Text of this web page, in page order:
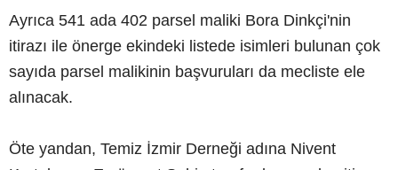
Ayrıca 541 ada 402 parsel maliki Bora Dinkçi'nin
itirazı ile önerge ekindeki listede isimleri bulunan çok
sayıda parsel malikinin başvuruları da mecliste ele
alınacak.
Öte yandan, Temiz İzmir Derneği adına Nivent